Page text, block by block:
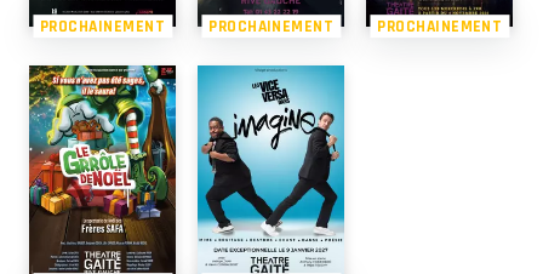
PROCHAINEMENT PROCHAINEMENT PROCHAINEMENT